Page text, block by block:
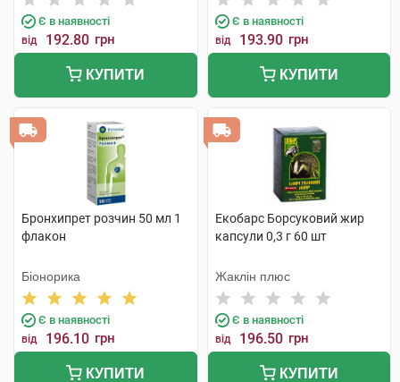
Є в наявності
від 192.80 грн
КУПИТИ
Є в наявності
від 193.90 грн
КУПИТИ
Бронхипрет розчин 50 мл 1
флакон
Біонорика
Є в наявності
від 196.10 грн
КУПИТИ
Екобарс Борсуковий жир
капсули 0,3 г 60 шт
Жаклін плюс
Є в наявності
від 196.50 грн
КУПИТИ